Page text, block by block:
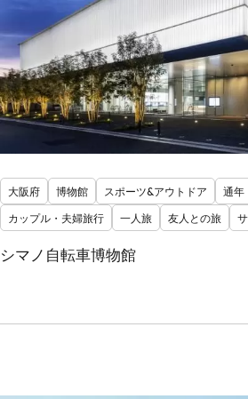
大阪府 博物館 スポーツ&アウトドア 通年
カップル・夫婦旅行
一人旅 友人との旅
シマノ自転車博物館